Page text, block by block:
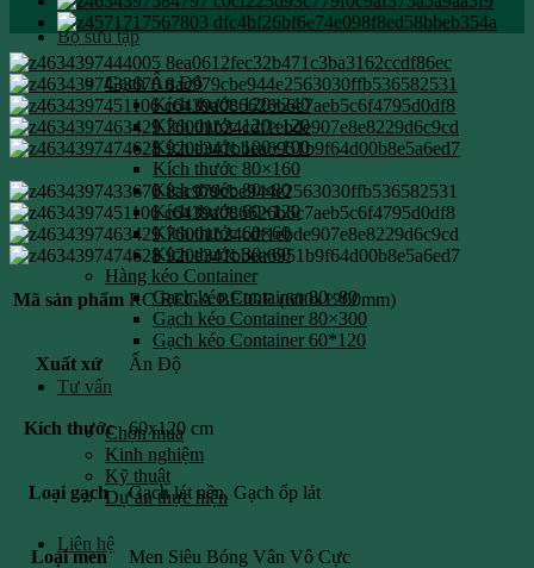
Bộ sưu tập
Gạch Ấn Độ
Kích thước 120×240
Kích thước 120×120
Kích thước 100×100
Kích thước 80×160
Kích thước 80×80
Kích thước 60×120
Kích thước 60×60
Kích thước 30×60
Hàng kéo Container
Gạch kéo Container 80×80
Gạch kéo Container 80×300
Gạch kéo Container 60*120
Tư vấn
Chọn mua
Kinh nghiệm
Kỹ thuật
Dự án thực hiện
Liên hệ
Mã sản phẩm RC REGA BEIGE (600x1200mm)
Xuất xứ Ấn Độ
Kích thước 60x120 cm
Loại gạch Gạch lát nền, Gạch ốp lát
Loại men Men Siêu Bóng Vân Vô Cực